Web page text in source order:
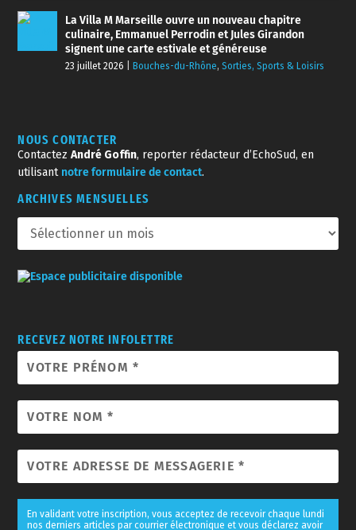
La Villa M Marseille ouvre un nouveau chapitre
culinaire, Emmanuel Perrodin et Jules Girandon
signent une carte estivale et généreuse
23 juillet 2026 Bouches-du-Rhône,Sorties, Sports & Loisirs
NOUS CONTACTER
ContactezAndré Goffin, reporter rédacteur d’EchoSud, en
utilisant notre formulaire de contact.
ARCHIVES MENSUELLES
RECEVEZ NOTRE INFOLETTRE
En validant votre inscription, vous acceptez de recevoir chaque lundi
nos derniers articles par courrier électronique et vous déclarez avoir